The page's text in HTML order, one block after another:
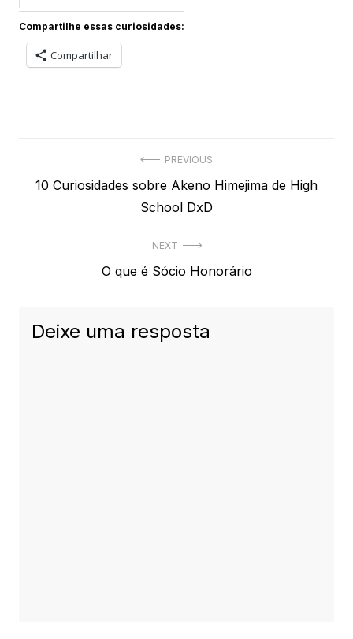
Compartilhe essas curiosidades:
Compartilhar
de
PREVIOUS
Previous
10 Curiosidades sobre Akeno Himejima de High
School DxD
NEXT
Next
O que é Sócio Honorário
Deixe uma resposta